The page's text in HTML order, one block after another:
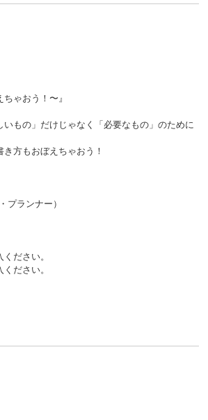
おう！〜』
もの」だけじゃなく「必要なもの」のために
方もおぼえちゃおう！
ランナー）
ださい。
ださい。